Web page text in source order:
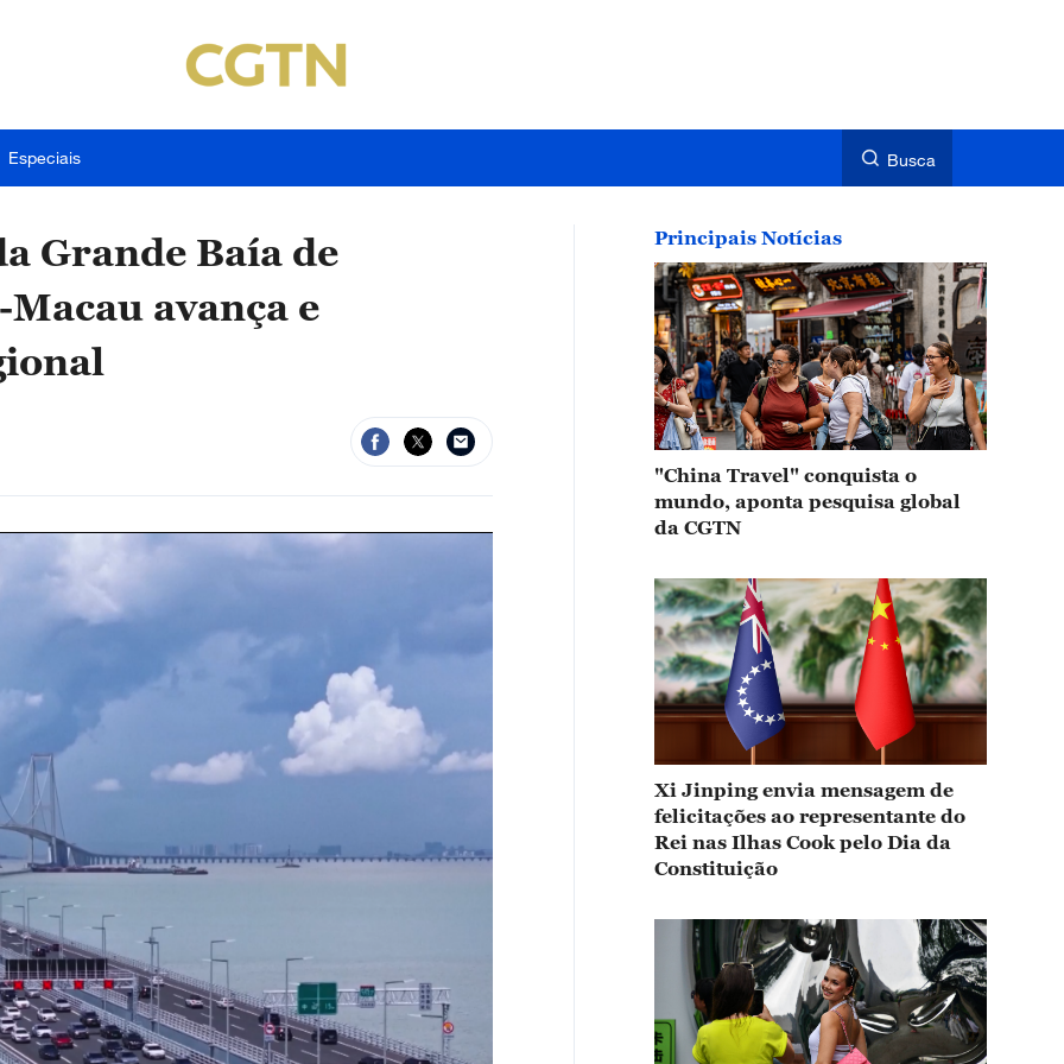
Especiais Busca
Grande Baía de
avança e
Principais Notícias
"China Travel" conquista o
mundo, aponta pesquisa global
da CGTN
Xi Jinping envia mensagem de
felicitações ao representante do
Rei nas Ilhas Cook pelo Dia da
Constituição